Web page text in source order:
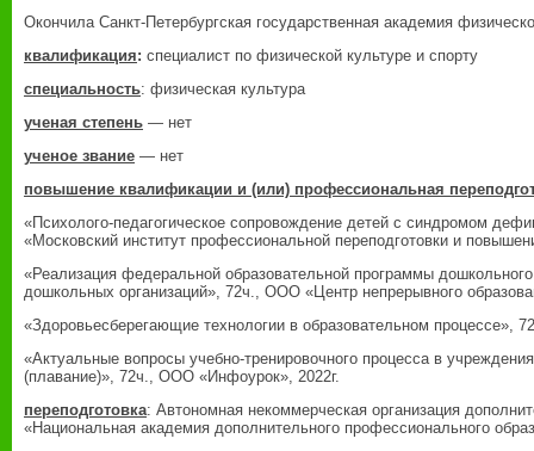
Окончила Санкт-Петербургская государственная академия
квалификация: специалист по физической культуре и спорту
специальность: физическая культура
ученая степень — нет
ученое звание — нет
повышение квалификации и (или) профессиональная
«Психолого-педагогическое сопровождение детей с синдромом
«Московский институт профессиональной переподготовки и
«Реализация федеральной образовательной программы
дошкольных организаций», 72ч., ООО «Центр непрерывного
«Здоровьесберегающие технологии в образовательном процессе»,
«Актуальные вопросы учебно-тренировочного процесса в
(плавание)», 72ч., ООО «Инфоурок», 2022г.
переподготовка: Автономная некоммерческая организация
«Национальная академия дополнительного профессионального